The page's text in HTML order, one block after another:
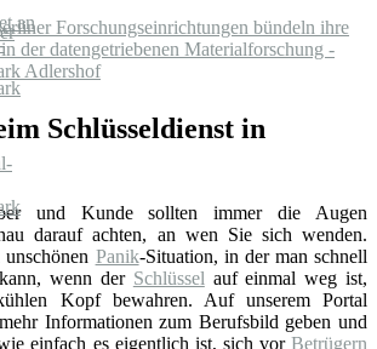
Forschungs­einrich­tungen bündeln ihre
der daten­getrie­benen Material­forschung -
Adlershof
Schlüsseldienst in
und Kunde sollten immer die Augen
darauf achten, an wen Sie sich wenden.
Panik-Situation, in der man schnell
wenn der Schlüssel auf einmal weg ist,
Kopf bewahren. Auf unserem Portal
Informationen zum Berufsbild geben und
einfach es eigentlich ist, sich vor Betrügern